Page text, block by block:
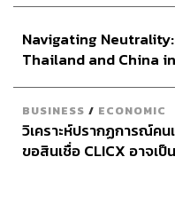
Social Media Adminsว
วรรณกุล, ธิติกร ลิ้มทอ
ชุลีนวน
Archive Officerชริน ธน
อินโดนีเซีย
Navigating Neutrality:
Thailand and China in
BUSINESS / ECONOMIC
วิเคราะห์ปรากฏการณ์ค
ขอสินเชื่อ CLICX อาจเป็น